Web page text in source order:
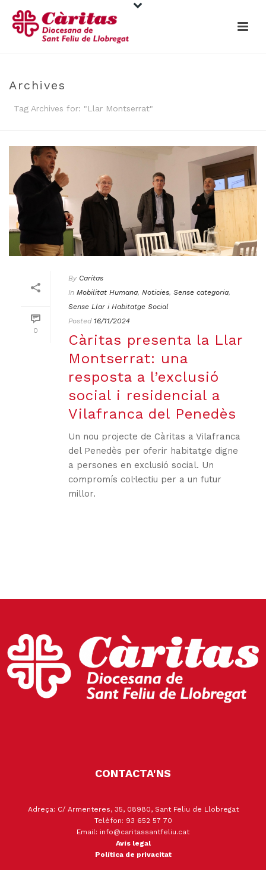
Archives
Tag Archives for: "Llar Montserrat"
0
By Caritas
In Mobilitat Humana, Noticies, Sense categoria,
Sense Llar i Habitatge Social
Posted 16/11/2024
Càritas presenta la Llar
Montserrat: una
resposta a l’exclusió
social i residencial a
Vilafranca del Penedès
Un nou projecte de Càritas a Vilafranca
del Penedès per oferir habitatge digne
a persones en exclusió social. Un
compromís col·lectiu per a un futur
millor.
CONTACTA'NS
Adreça: C/ Armenteres, 35, 08980, Sant Feliu de Llobregat
Telèfon: 93 652 57 70
Email: info@caritassantfeliu.cat
Avís legal
Política de privacitat